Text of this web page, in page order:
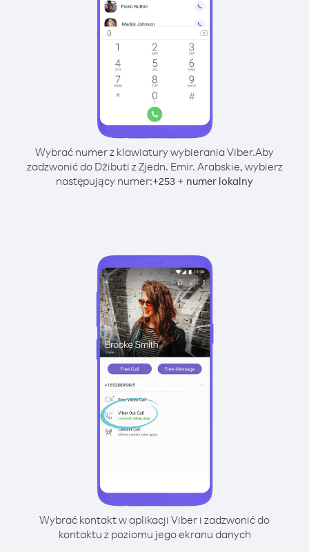
Wybrać numer z klawiatury wybierania Viber.Aby
zadzwonić do Dżibuti z Zjedn. Emir. Arabskie, wybierz
następujący numer:+253 + numer lokalny
Wybrać kontakt w aplikacji Viber i zadzwonić do
kontaktu z poziomu jego ekranu danych